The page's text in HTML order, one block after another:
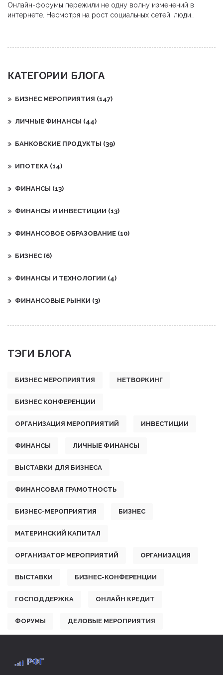
Онлайн-форумы пережили не одну волну изменений в
интернете. Несмотря на рост социальных сетей, люди
эффективному использованию.
КАТЕГОРИИ БЛОГА
БИЗНЕС МЕРОПРИЯТИЯ (147)
ЛИЧНЫЕ ФИНАНСЫ (44)
БАНКОВСКИЕ ПРОДУКТЫ (39)
ИПОТЕКА (14)
ФИНАНСЫ (13)
ФИНАНСЫ И ИНВЕСТИЦИИ (13)
ФИНАНСОВОЕ ОБРАЗОВАНИЕ (10)
БИЗНЕС (6)
ФИНАНСЫ И ТЕХНОЛОГИИ (4)
ФИНАНСОВЫЕ РЫНКИ (3)
ТЭГИ БЛОГА
БИЗНЕС МЕРОПРИЯТИЯ НЕТВОРКИНГ
БИЗНЕС КОНФЕРЕНЦИИ
ОРГАНИЗАЦИЯ МЕРОПРИЯТИЙ ИНВЕСТИЦИИ
ФИНАНСЫ ЛИЧНЫЕ ФИНАНСЫ
ВЫСТАВКИ ДЛЯ БИЗНЕСА
ФИНАНСОВАЯ ГРАМОТНОСТЬ
БИЗНЕС-МЕРОПРИЯТИЯ БИЗНЕС
МАТЕРИНСКИЙ КАПИТАЛ
ОРГАНИЗАТОР МЕРОПРИЯТИЙ ОРГАНИЗАЦИЯ
ВЫСТАВКИ БИЗНЕС-КОНФЕРЕНЦИИ
ГОСПОДДЕРЖКА ОНЛАЙН КРЕДИТ
ФОРУМЫ ДЕЛОВЫЕ МЕРОПРИЯТИЯ